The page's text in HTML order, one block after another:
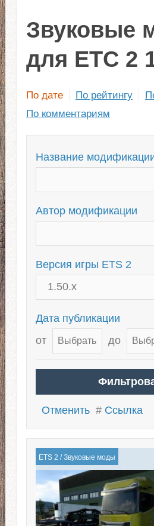
Звуковые
для ЕТС 2
По дате По рейтингу
По комментариям
Название
Автор модификации
Версия игры ETS 2
Дата публикации
от
до
Отменить # Ссылка
ETS 2 /Звуковые моды